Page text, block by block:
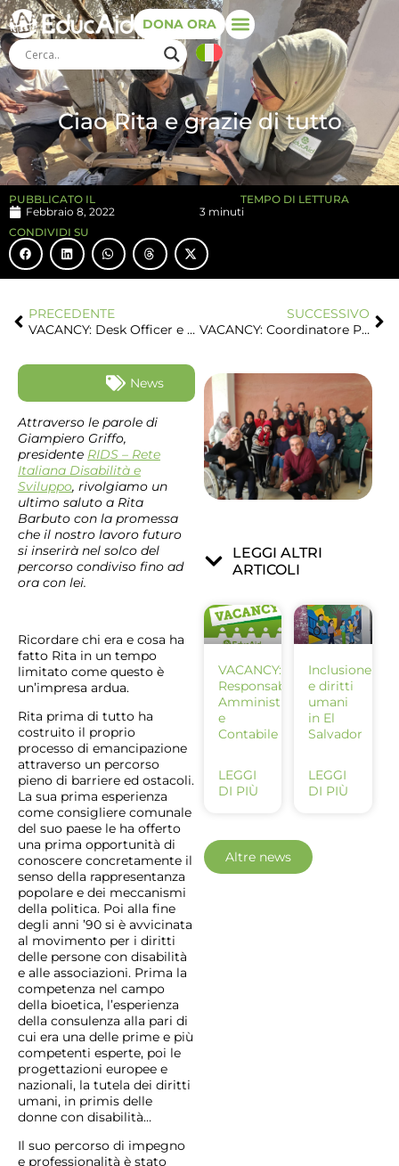
DONA ORA
Ciao Rita e grazie di tutto
PUBBLICATO IL
Febbraio 8, 2022
TEMPO DI LETTURA
3 minuti
CONDIVIDI SU
PRECEDENTE
VACANCY: Desk Officer e Responsabile Programmi
SUCCESSIVO
VACANCY: Coordinatore Progetto Emergenza nella Striscia di Gaza
News
Attraverso le parole di
Giampiero Griffo,
presidente RIDS – Rete
Italiana Disabilità e
Sviluppo, rivolgiamo un
ultimo saluto a Rita
Barbuto con la promessa
che il nostro lavoro futuro
si inserirà nel solco del
percorso condiviso fino ad
ora con lei.
Ricordare chi era e cosa ha
fatto Rita in un tempo
limitato come questo è
un’impresa ardua.
Rita prima di tutto ha
costruito il proprio
processo di emancipazione
attraverso un percorso
pieno di barriere ed ostacoli.
La sua prima esperienza
come consigliere comunale
del suo paese le ha offerto
una prima opportunità di
conoscere concretamente il
senso della rappresentanza
popolare e dei meccanismi
della politica. Poi alla fine
degli anni ’90 si è avvicinata
al movimento per i diritti
delle persone con disabilità
e alle associazioni. Prima la
competenza nel campo
della bioetica, l’esperienza
della consulenza alla pari di
cui era una delle prime e più
competenti esperte, poi le
progettazioni europee e
nazionali, la tutela dei diritti
umani, in primis delle
donne con disabilità…
Il suo percorso di impegno
e professionalità è stato
LEGGI ALTRI
ARTICOLI
VACANCY:
Responsabile
Amministrativo
e
Contabile
LEGGI
DI PIÙ
Inclusione
e diritti
umani
in El
Salvador
LEGGI
DI PIÙ
Altre news